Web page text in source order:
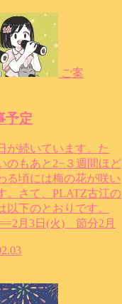
ご案
予定
が続いています。た
のもあと2−３週間ほど
る頃には梅の花が咲い
。さて、PLATZ古江の
以下のとおりです。
月3日(火) 節分2月